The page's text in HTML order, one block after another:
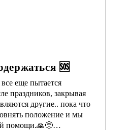
🆘
еще пытается
праздников, закрывая
другие.. пока что
положение и мы
помощи.🙏🥺…